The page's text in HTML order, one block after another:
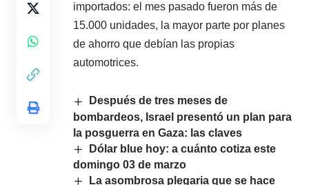
importados: el mes pasado fueron más de
15.000 unidades, la mayor parte por planes
de ahorro que debían las propias
automotrices.
Después de tres meses de
bombardeos, Israel presentó un plan para
la posguerra en Gaza: las claves
Dólar blue hoy: a cuánto cotiza este
domingo 03 de marzo
La asombrosa plegaria que se hace